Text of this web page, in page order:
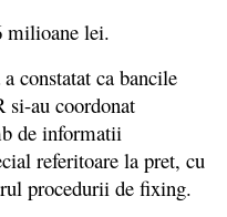
milioane lei.
constatat ca bancile
si-au coordonat
de informatii
referitoare la pret, cu
procedurii de fixing.